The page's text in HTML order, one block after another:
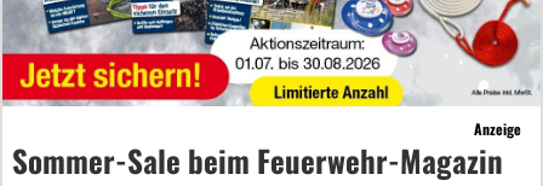
Anzeige
Sommer-Sale beim Feuerwehr-Magazin